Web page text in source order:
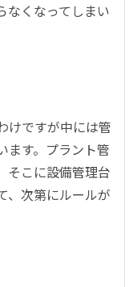
なくなってしまい
けですが中には管
ます。プラント管
そこに設備管理台
、次第にルールが